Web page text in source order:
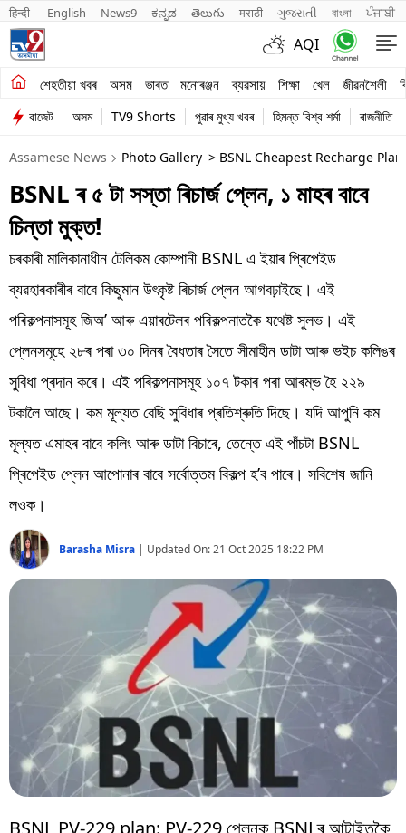
हिन्दी English News9 ಕನ್ನಡ తెలుగు मराठी ગુજરાતી বাংলা ਪੰਜਾਬੀ
AQI
শেহতীয়া খবৰ অসম ভাৰত মনোৰঞ্জন ব্যৱসায় শিক্ষা খেল জীৱনশৈলী
শেহতীয়া খবৰ
অসম
ভাৰত
মনোৰঞ্জন
ব্যৱসায়
শিক্ষা
খেল
জীৱনশৈলী
বিশ্ব
প্ৰযুক্তি
Videos
বাজেট অসম TV9 Shorts পুৱাৰ মুখ্য খবৰ হিমন্ত বিশ্ব শৰ্মা ৰাজনীতি
Assamese News Photo Gallery > BSNL Cheapest Recharge
BSNL ৰ ৫ টা সস্তা ৰিচাৰ্জ প্লেন, ১ মাহৰ বাবে
চিন্তা মুক্ত!
চৰকাৰী মালিকানাধীন টেলিকম কোম্পানী BSNL এ ইয়াৰ প্ৰিপেইড
ব্যৱহাৰকাৰীৰ বাবে কিছুমান উৎকৃষ্ট ৰিচাৰ্জ প্লেন আগবঢ়াইছে। এই
পৰিকল্পনাসমূহ জিঅ’ আৰু এয়াৰটেলৰ পৰিকল্পনাতকৈ যথেষ্ট সুলভ। এই
প্লেনসমূহে ২৮ৰ পৰা ৩০ দিনৰ বৈধতাৰ সৈতে সীমাহীন ডাটা আৰু ভইচ কলিঙৰ
সুবিধা প্ৰদান কৰে। এই পৰিকল্পনাসমূহ ১০৭ টকাৰ পৰা আৰম্ভ হৈ ২২৯
টকালৈ আছে। কম মূল্যত বেছি সুবিধাৰ প্ৰতিশ্ৰুতি দিছে। যদি আপুনি কম
মূল্যত এমাহৰ বাবে কলিং আৰু ডাটা বিচাৰে, তেন্তে এই পাঁচটা BSNL
প্ৰিপেইড প্লেন আপোনাৰ বাবে সৰ্বোত্তম বিকল্প হ’ব পাৰে। সবিশেষ জানি
লওক।
Barasha Misra | Updated On:21 Oct 2025 18:22 PM
BSNL PV-229 plan: PV-229 প্লেনক BSNLৰ আটাইতকৈ